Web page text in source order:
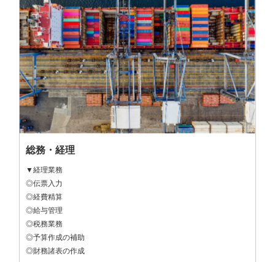
総務・経理
▼経理業務
◎伝票入力
◎経費精算
◎給与管理
◎税務業務
◎予算作成の補助
◎財務諸表の作成